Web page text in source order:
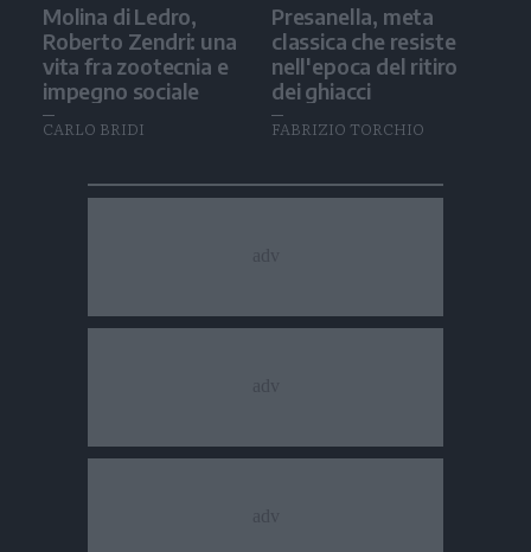
Molina di Ledro,
Roberto Zendri: una
vita fra zootecnia e
impegno sociale
CARLO BRIDI
Presanella, meta
classica che resiste
nell'epoca del ritiro
dei ghiacci
FABRIZIO TORCHIO